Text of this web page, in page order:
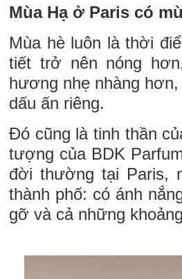
Mùa Hạ ở Paris có
Mùa hè luôn là thời
tiết trở nên nóng
hương nhẹ nhàng
dấu ấn riêng.
Đó cũng là tinh thần
tượng của BDK
đời thường tại Paris,
thành phố: có ánh
gỡ và cả những